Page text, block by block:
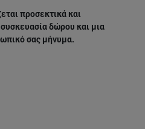
προσεκτικά και
δώρου και μια
σας μήνυμα.